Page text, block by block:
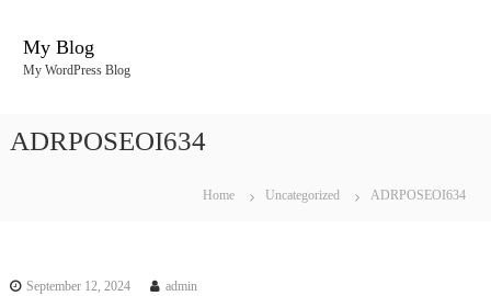
My Blog
My WordPress Blog
ADRPOSEOI634
Home Uncategorized ADRPOSEOI634
September 12, 2024 admin